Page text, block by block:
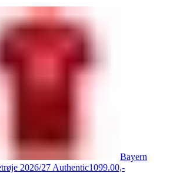
Bayern
2026/27 Authentic1099.00,-